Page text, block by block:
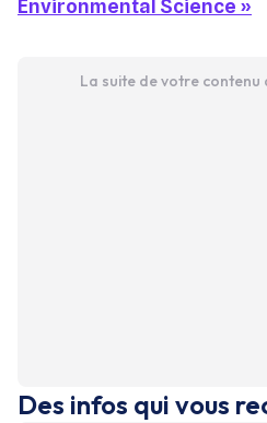
Environmental Science »
La suite de votre
Des infos qui vous